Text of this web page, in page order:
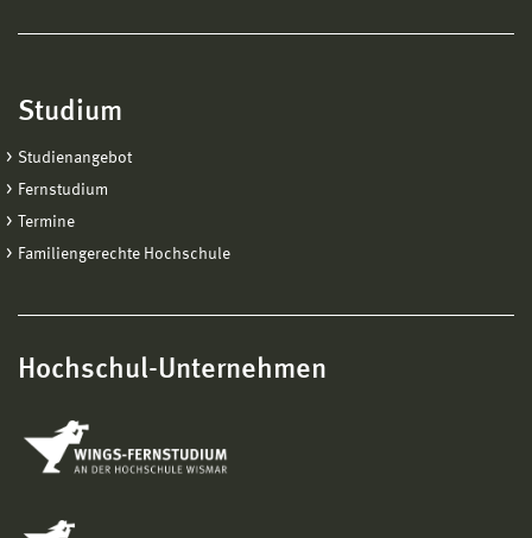
Studium
Studienangebot
Fernstudium
Termine
Familiengerechte Hochschule
Hochschul-Unternehmen